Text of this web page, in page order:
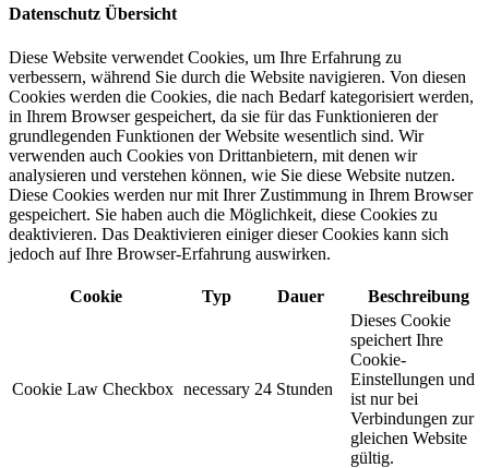
Datenschutz Übersicht
Diese Website verwendet Cookies, um Ihre Erfahrung zu
verbessern, während Sie durch die Website navigieren. Von diesen
Cookies werden die Cookies, die nach Bedarf kategorisiert werden,
in Ihrem Browser gespeichert, da sie für das Funktionieren der
grundlegenden Funktionen der Website wesentlich sind. Wir
verwenden auch Cookies von Drittanbietern, mit denen wir
analysieren und verstehen können, wie Sie diese Website nutzen.
Diese Cookies werden nur mit Ihrer Zustimmung in Ihrem Browser
gespeichert. Sie haben auch die Möglichkeit, diese Cookies zu
deaktivieren. Das Deaktivieren einiger dieser Cookies kann sich
jedoch auf Ihre Browser-Erfahrung auswirken.
Cookie Typ Dauer Beschreibung
Cookie Law Checkbox necessary 24 Stunden
Dieses Cookie
speichert Ihre
Cookie-
Einstellungen und
ist nur bei
Verbindungen zur
gleichen Website
gültig.